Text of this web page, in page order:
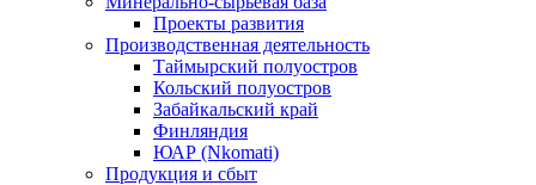
Проекты развития
Производственная деятельность
Таймырский полуостров
Кольский полуостров
Забайкальский край
Финляндия
ЮАР (Nkomati)
Продукция и сбыт